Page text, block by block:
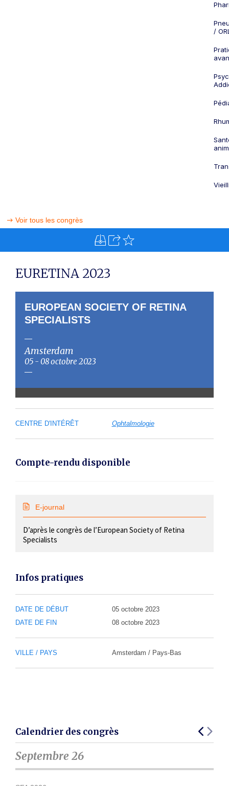
/
Voir tous les congrès
EURETINA 2023
EUROPEAN SOCIETY OF RETINA
SPECIALISTS
Amsterdam
05 - 08 octobre 2023
CENTRE D'INTÉRÊT Ophtalmologie
Compte-rendu disponible
E-journal
D’après le congrès de l’European Society of Retina
Specialists
Infos pratiques
DATE DE DÉBUT
05 octobre 2023
DATE DE FIN
08 octobre 2023
VILLE / PAYS Amsterdam / Pays-Bas
Calendrier des congrès
Septembre 26